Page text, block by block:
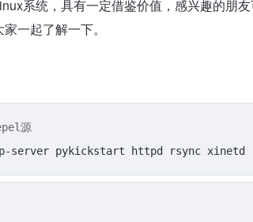
系统，具有一定借鉴价值，感兴趣的朋
一起了解一下。
源
server pykickstart httpd rsync xinetd